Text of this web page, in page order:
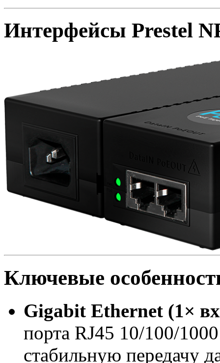
Интерфейсы Prestel
Ключевые
Gigabit Ethernet (1×
порта RJ45 10/100/
стабильную передачу